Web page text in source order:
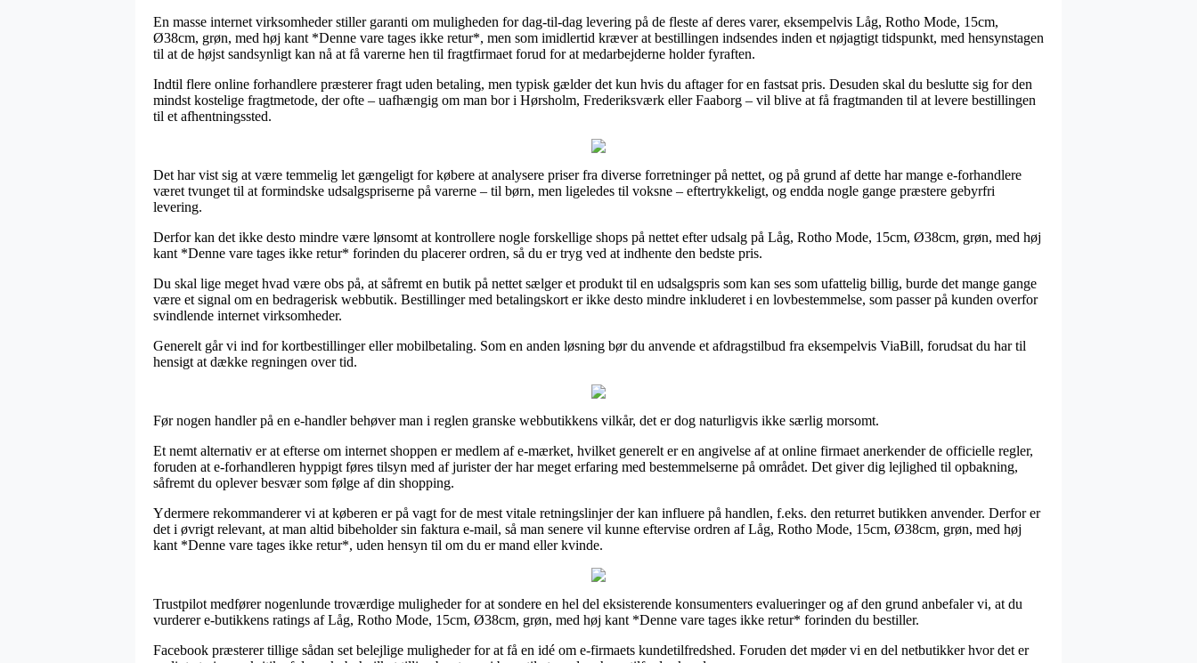
En masse internet virksomheder stiller garanti om muligheden for dag-til-dag levering på de fleste af deres varer, eksempelvis Låg, Rotho Mode, 15cm,
Ø38cm, grøn, med høj kant *Denne vare tages ikke retur*, men som imidlertid kræver at bestillingen indsendes inden et nøjagtigt tidspunkt, med hensynstagen
til at de højst sandsynligt kan nå at få varerne hen til fragtfirmaet forud for at medarbejderne holder fyraften.
Indtil flere online forhandlere præsterer fragt uden betaling, men typisk gælder det kun hvis du aftager for en fastsat pris. Desuden skal du beslutte sig for den
mindst kostelige fragtmetode, der ofte – uafhængig om man bor i Hørsholm, Frederiksværk eller Faaborg – vil blive at få fragtmanden til at levere bestillingen
til et afhentningssted.
Det har vist sig at være temmelig let gængeligt for købere at analysere priser fra diverse forretninger på nettet, og på grund af dette har mange e-forhandlere
været tvunget til at formindske udsalgspriserne på varerne – til børn, men ligeledes til voksne – eftertrykkeligt, og endda nogle gange præstere gebyrfri
levering.
Derfor kan det ikke desto mindre være lønsomt at kontrollere nogle forskellige shops på nettet efter udsalg på Låg, Rotho Mode, 15cm, Ø38cm, grøn, med høj
kant *Denne vare tages ikke retur* forinden du placerer ordren, så du er tryg ved at indhente den bedste pris.
Du skal lige meget hvad være obs på, at såfremt en butik på nettet sælger et produkt til en udsalgspris som kan ses som ufattelig billig, burde det mange gange
være et signal om en bedragerisk webbutik. Bestillinger med betalingskort er ikke desto mindre inkluderet i en lovbestemmelse, som passer på kunden overfor
svindlende internet virksomheder.
Generelt går vi ind for kortbestillinger eller mobilbetaling. Som en anden løsning bør du anvende et afdragstilbud fra eksempelvis ViaBill, forudsat du har til
hensigt at dække regningen over tid.
Før nogen handler på en e-handler behøver man i reglen granske webbutikkens vilkår, det er dog naturligvis ikke særlig morsomt.
Et nemt alternativ er at efterse om internet shoppen er medlem af e-mærket, hvilket generelt er en angivelse af at online firmaet anerkender de officielle regler,
foruden at e-forhandleren hyppigt føres tilsyn med af jurister der har meget erfaring med bestemmelserne på området. Det giver dig lejlighed til opbakning,
såfremt du oplever besvær som følge af din shopping.
Ydermere rekommanderer vi at køberen er på vagt for de mest vitale retningslinjer der kan influere på handlen, f.eks. den returret butikken anvender. Derfor er
det i øvrigt relevant, at man altid bibeholder sin faktura e-mail, så man senere vil kunne eftervise ordren af Låg, Rotho Mode, 15cm, Ø38cm, grøn, med høj
kant *Denne vare tages ikke retur*, uden hensyn til om du er mand eller kvinde.
Trustpilot medfører nogenlunde troværdige muligheder for at sondere en hel del eksisterende konsumenters evalueringer og af den grund anbefaler vi, at du
vurderer e-butikkens ratings af Låg, Rotho Mode, 15cm, Ø38cm, grøn, med høj kant *Denne vare tages ikke retur* forinden du bestiller.
Facebook præsterer tillige sådan set belejlige muligheder for at få en idé om e-firmaets kundetilfredshed. Foruden det møder vi en del netbutikker hvor det er